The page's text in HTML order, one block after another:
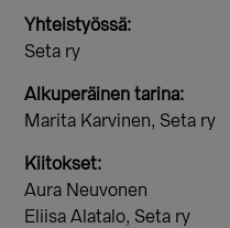
Yhteistyössä:
Seta ry
Alkuperäinen tarina:
Marita Karvinen, Seta ry
Kiitokset:
Aura Neuvonen
Eliisa Alatalo, Seta ry